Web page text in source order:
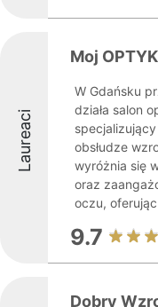
Laureaci
Moj OPTYK
W Gdańsku
działa salon
obsłudze
wyróżnia się
oraz
oczu,
9.7
Dobry